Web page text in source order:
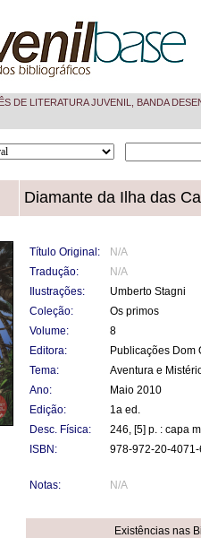
DE LITERATURA JUVENIL, BANDA
Diamante da Ilha das
Título Original:
N/A
Tradução:
N/A
Ilustrações:
Umberto Stagni
Coleção:
Os primos
Volume:
8
Editora:
Publicações Dom
Tema:
Aventura e
Ano:
Maio 2010
Edição:
1a ed.
Desc. Física:
246, [5] p. : capa
ISBN:
978-972-20-4071-
Notas: N/A
Existências nas